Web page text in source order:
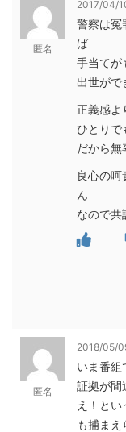
匿名
2017/04/
警察は冤
ば
手当てが
出世がで
正義感よ
ひとりで
だから無
良心の
ん
なので共
匿名
2018/05/
いま番組
証拠が間
え！と
も捕ま